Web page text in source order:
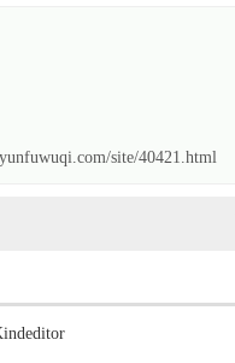
site/40421.html